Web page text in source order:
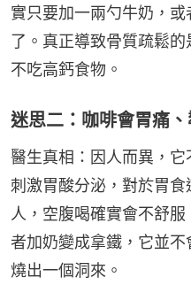
實只要加一兩勺牛奶，
了。真正導致骨質疏鬆
不吃高鈣食物。
迷思二：咖啡會胃痛
醫生真相：因人而異，
刺激胃酸分泌，對於胃
人，空腹喝確實會不舒
者加奶變成拿鐵，它並
燒出一個洞來。